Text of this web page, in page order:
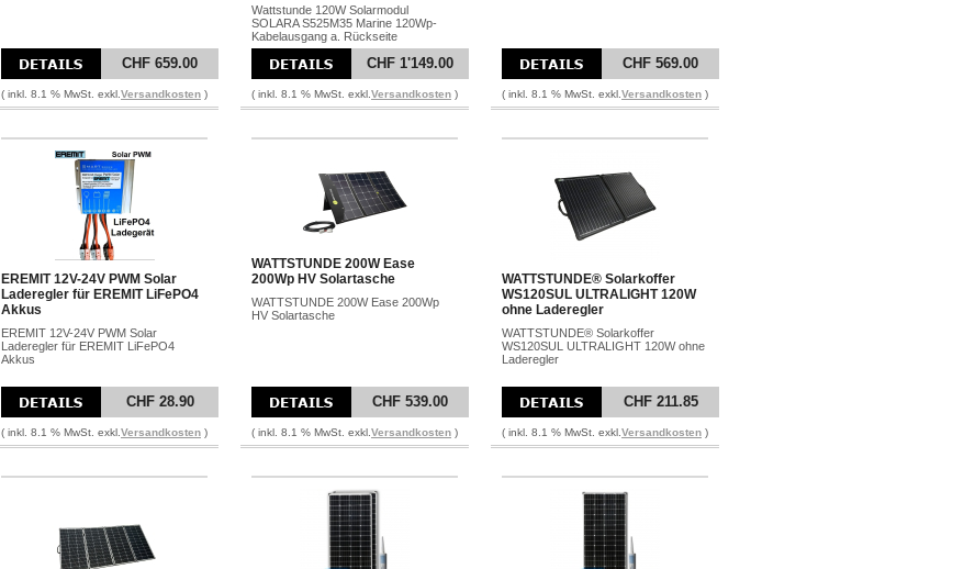
CHF 659.00
( inkl. 8.1 % MwSt. exkl. Versandkosten )
Wattstunde 120W Solarmodul
SOLARA S525M35 Marine 120Wp-
Kabelausgang a. Rückseite
CHF 1'149.00
( inkl. 8.1 % MwSt. exkl. Versandkosten )
CHF 569.00
( inkl. 8.1 % MwSt. exkl. Versandkosten )
EREMIT 12V-24V PWM Solar
Laderegler für EREMIT LiFePO4
Akkus
EREMIT 12V-24V PWM Solar
Laderegler für EREMIT LiFePO4
Akkus
CHF 28.90
( inkl. 8.1 % MwSt. exkl. Versandkosten )
WATTSTUNDE 200W Ease
200Wp HV Solartasche
WATTSTUNDE 200W Ease 200Wp
HV Solartasche
CHF 539.00
( inkl. 8.1 % MwSt. exkl. Versandkosten )
WATTSTUNDE® Solarkoffer
WS120SUL ULTRALIGHT 120W
ohne Laderegler
WATTSTUNDE® Solarkoffer
WS120SUL ULTRALIGHT 120W ohne
Laderegler
CHF 211.85
( inkl. 8.1 % MwSt. exkl. Versandkosten )